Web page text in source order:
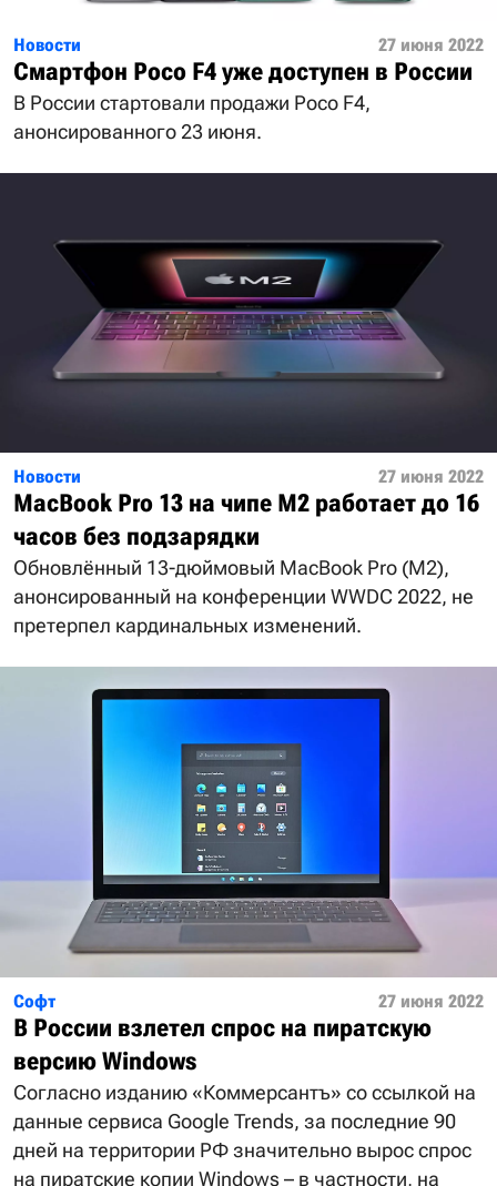
Новости 27 июня 2022
Смартфон Poco F4 уже доступен в России
В России стартовали продажи Poco F4,
анонсированного 23 июня.
Новости 27 июня 2022
MacBook Pro 13 на чипе M2 работает до 16
часов без подзарядки
Обновлённый 13-дюймовый MacBook Pro (М2),
анонсированный на конференции WWDC 2022, не
претерпел кардинальных изменений.
Софт 27 июня 2022
В России взлетел спрос на пиратскую
версию Windows
Согласно изданию «Коммерсантъ» со ссылкой на
данные сервиса Google Trends, за последние 90
дней на территории РФ значительно вырос спрос
на пиратские копии Windows – в частности, на